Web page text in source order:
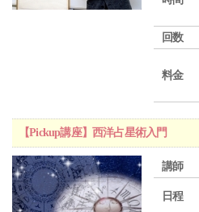
回数
料金
【Pickup講座】西洋占星術入門
講師
日程